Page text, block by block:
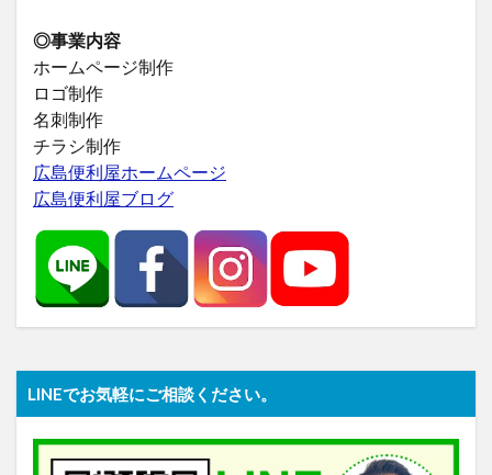
◎事業内容
ホームページ制作
ロゴ制作
名刺制作
チラシ制作
広島便利屋ホームページ
広島便利屋ブログ
LINEでお気軽にご相談ください。